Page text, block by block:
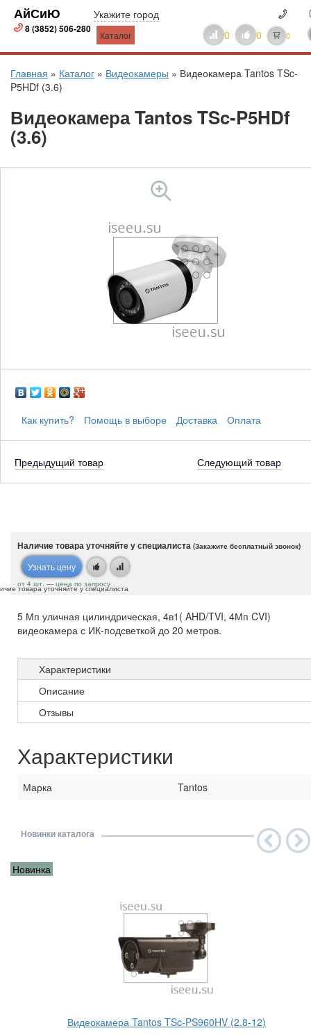
АйСиЮ
8 (3852) 506-280
Укажите город
Каталог 0 0 0
Главная » Каталог » Видеокамеры » Видеокамера Tantos TSc-
P5HDf (3.6)
Видеокамера Tantos TSc-P5HDf
(3.6)
Как купить? Помощь в выборе Доставка Оплата
Следующий товар
Предыдущий товар
Наличие товара уточняйте у специалиста (Закажите бесплатный звонок)
Узнать цену
товара уточняйте у специалиста
от 4 шт. — цена по запросу
5 Мп уличная цилиндрическая, 4в1( AHD/TVI, 4Мп CVI)
видеокамера с ИК-подсветкой до 20 метров.
Характеристики
Описание
Отзывы
Характеристики
Марка Tantos
Новинки каталога
Новинка
Видеокамера Tantos TSc-PS960HV (2.8-12)